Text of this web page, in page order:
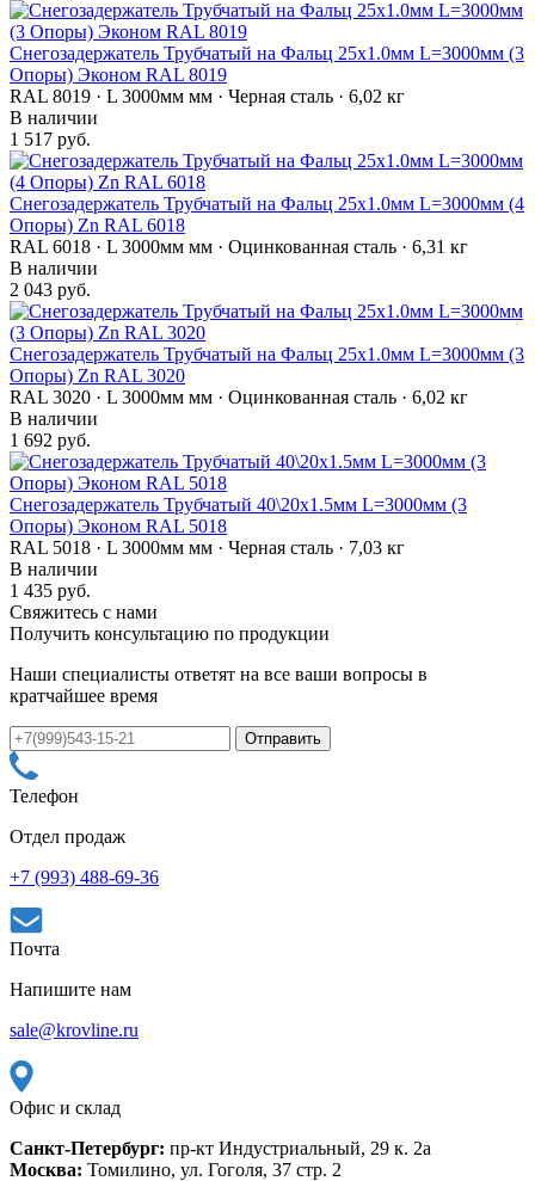
Снегозадержатель Трубчатый на Фальц 25х1.0мм L=3000мм (3
Опоры) Эконом RAL 8019
RAL 8019 · L 3000мм мм · Черная сталь · 6,02 кг
В наличии
1 517 руб.
Снегозадержатель Трубчатый на Фальц 25х1.0мм L=3000мм (4
Опоры) Zn RAL 6018
RAL 6018 · L 3000мм мм · Оцинкованная сталь · 6,31 кг
В наличии
2 043 руб.
Снегозадержатель Трубчатый на Фальц 25х1.0мм L=3000мм (3
Опоры) Zn RAL 3020
RAL 3020 · L 3000мм мм · Оцинкованная сталь · 6,02 кг
В наличии
1 692 руб.
Снегозадержатель Трубчатый 40\20х1.5мм L=3000мм (3
Опоры) Эконом RAL 5018
RAL 5018 · L 3000мм мм · Черная сталь · 7,03 кг
В наличии
1 435 руб.
Свяжитесь с нами
Получить консультацию по продукции
Наши специалисты ответят на все ваши вопросы в
кратчайшее время
Телефон
Отдел продаж
+7 (993) 488-69-36
Почта
Напишите нам
sale@krovline.ru
Офис и склад
Санкт-Петербург: пр-кт Индустриальный, 29 к. 2а
Москва: Томилино, ул. Гоголя, 37 стр. 2